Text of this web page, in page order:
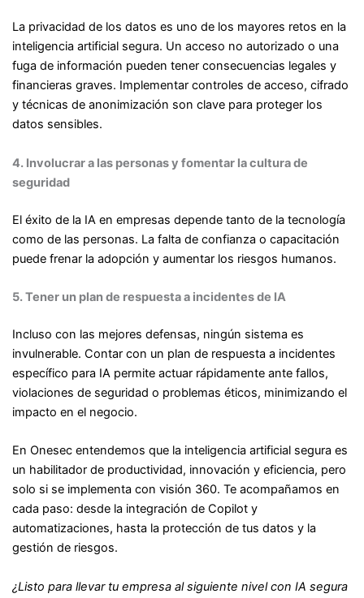
La privacidad de los datos es uno de los mayores retos en la
inteligencia artificial segura. Un acceso no autorizado o una
fuga de información pueden tener consecuencias legales y
financieras graves. Implementar controles de acceso, cifrado
y técnicas de anonimización son clave para proteger los
datos sensibles.
4. Involucrar a las personas y fomentar la cultura de
seguridad
El éxito de la IA en empresas depende tanto de la tecnología
como de las personas. La falta de confianza o capacitación
puede frenar la adopción y aumentar los riesgos humanos.
5. Tener un plan de respuesta a incidentes de IA
Incluso con las mejores defensas, ningún sistema es
invulnerable. Contar con un plan de respuesta a incidentes
específico para IA permite actuar rápidamente ante fallos,
violaciones de seguridad o problemas éticos, minimizando el
impacto en el negocio.
En Onesec entendemos que la inteligencia artificial segura es
un habilitador de productividad, innovación y eficiencia, pero
solo si se implementa con visión 360. Te acompañamos en
cada paso: desde la integración de Copilot y
automatizaciones, hasta la protección de tus datos y la
gestión de riesgos.
¿Listo para llevar tu empresa al siguiente nivel con IA segura